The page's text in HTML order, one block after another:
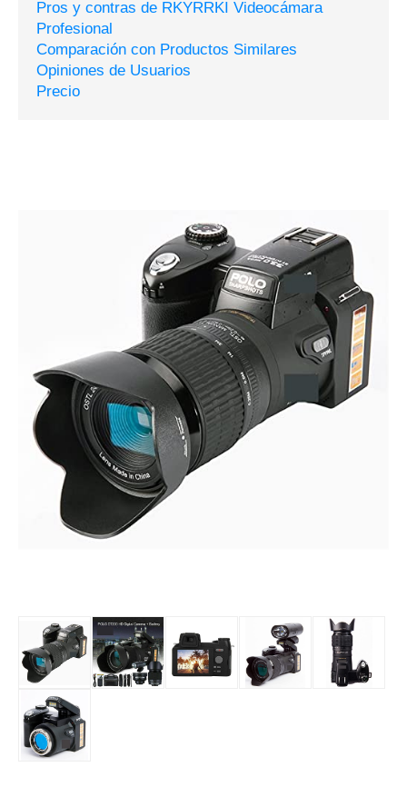
Pros y contras de RKYRRKI Videocámara
Profesional
Comparación con Productos Similares
Opiniones de Usuarios
Precio